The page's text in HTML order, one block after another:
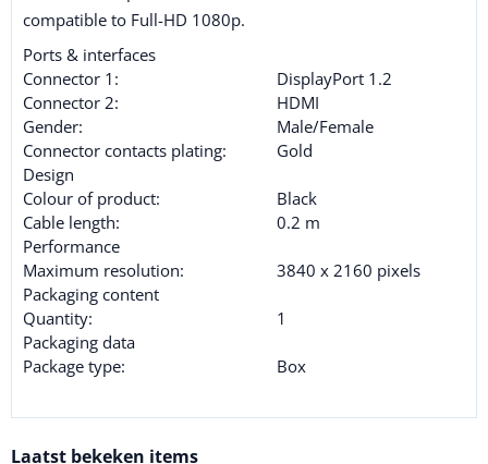
compatible to Full-HD 1080p.
Ports & interfaces
Connector 1:
DisplayPort 1.2
Connector 2:
HDMI
Gender:
Male/Female
Connector contacts plating:
Gold
Design
Colour of product:
Black
Cable length:
0.2 m
Performance
Maximum resolution:
3840 x 2160 pixels
Packaging content
Quantity:
1
Packaging data
Package type:
Box
Laatst bekeken items